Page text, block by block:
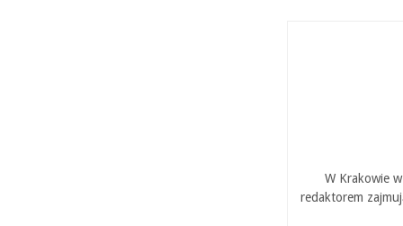
W Krakowie
redaktorem